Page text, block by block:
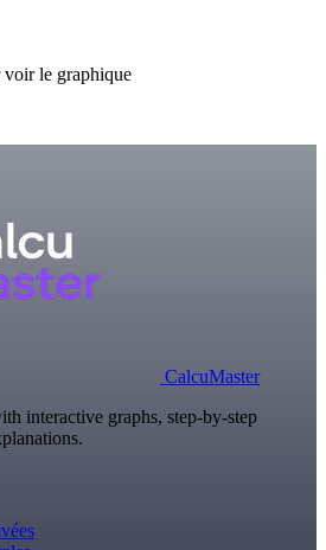
voir le graphique
CalcuMaster
interactive graphs, step-by-step